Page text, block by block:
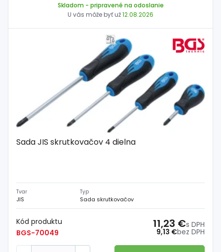
Skladom - pripravené na odoslanie
U vás môže byť už12.08.2026
Sada JIS skrutkovačov 4 dielna
Tvar
JIS
Typ
Sada skrutkovačov
Kód produktu
BGS-70049
9,13 €bez DPH
11,23 €s DPH